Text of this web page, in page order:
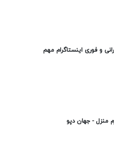
و فوری اینستاگرام مهم
منزل - جهان دپو